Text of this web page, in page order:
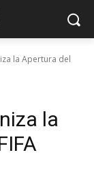
la Apertura del
la